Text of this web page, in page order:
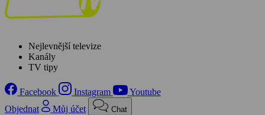
Nejlevnější televize
Kanály
TV tipy
Facebook Instagram
Youtube
Objednat
Můj účet Chat